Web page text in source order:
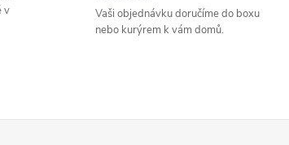
v
Vaši objednávku doručíme do boxu
nebo kurýrem k vám domů.